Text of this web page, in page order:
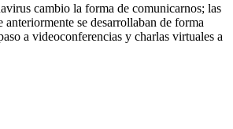
cambio la forma de comunicarnos; las
anteriormente se desarrollaban de forma
a videoconferencias y charlas virtuales a